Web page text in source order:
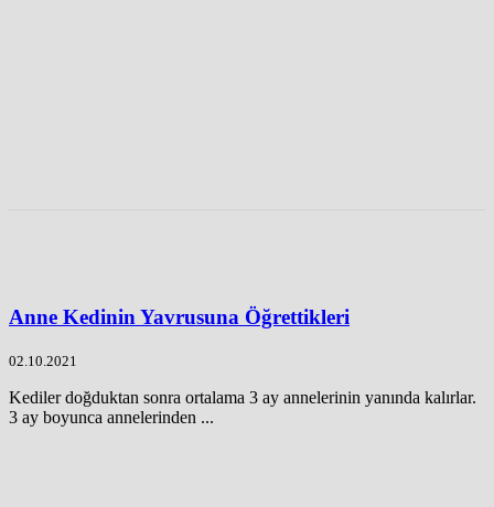
Anne Kedinin Yavrusuna Öğrettikleri
02.10.2021
Kediler doğduktan sonra ortalama 3 ay annelerinin yanında kalırlar.
3 ay boyunca annelerinden ...